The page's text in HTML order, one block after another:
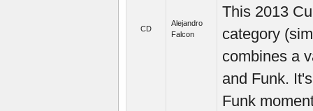
CD
Alejandro
Falcon
This 2013
category
combines a
and Funk.
Funk